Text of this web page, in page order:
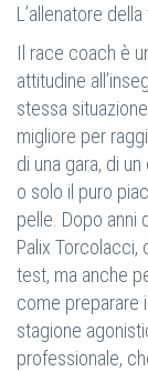
L’allenatore
Il race coach è
attitudine
stessa
migliore per
di una gara, di
o solo il puro
pelle. Dopo anni
Palix
test, ma anche
come preparare
stagione
professionale,